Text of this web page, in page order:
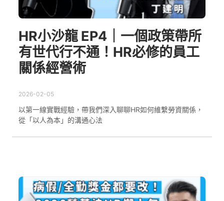
HR小沙龍 EP4｜一個政策帶所
有世代行不通！HR必修的員工
關係經營術
2026-02-05
以第一線實戰經驗，帶我們深入聊聊HR如何維繫勞資關係，
從「以人為本」的溝通心法